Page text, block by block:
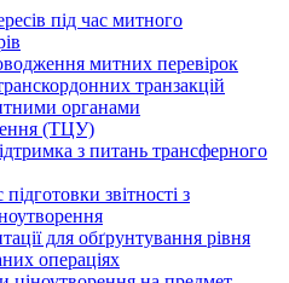
під час митного
митних перевірок
транзакцій
органами
(ТЦУ)
з питань трансферного
звітності з
для обґрунтування рівня
операціях